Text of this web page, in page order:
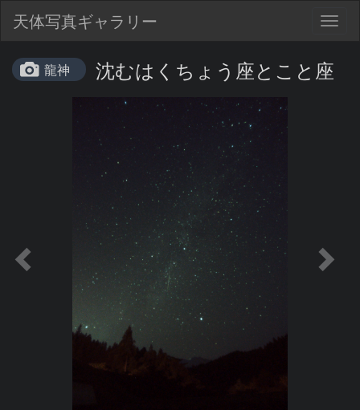
天体写真ギャラリー
龍神 沈むはくちょう座とこと座